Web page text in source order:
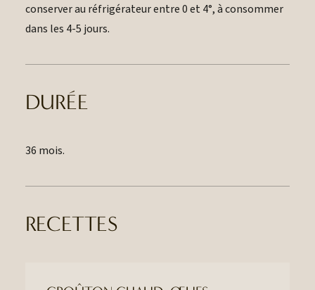
conserver au réfrigérateur entre 0 et 4°, à consommer
dans les 4-5 jours.
DURÉE
36 mois.
RECETTES